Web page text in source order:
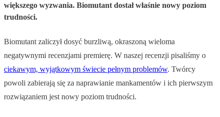
większego wyzwania. Biomutant dostał właśnie nowy poziom
trudności.
Biomutant zaliczył dosyć burzliwą, okraszoną wieloma
negatywnymi recenzjami premierę. W naszej recenzji pisaliśmy o
ciekawym, wyjątkowym świecie pełnym problemów. Twórcy
powoli zabierają się za naprawianie mankamentów i ich pierwszym
rozwiązaniem jest nowy poziom trudności.